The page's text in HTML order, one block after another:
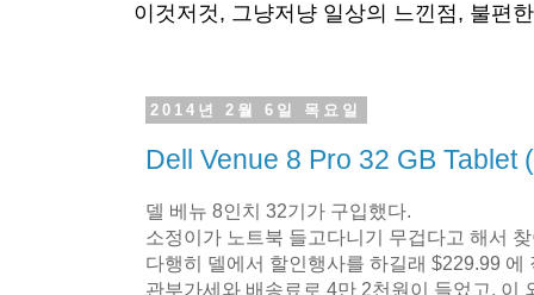
이것저것, 그냥저냥 일상의 느낀점, 불편
2014년 2월 6일 목요일
Dell Venue 8 Pro 32 GB Tablet
델 베뉴 8인치 32기가 구입했다.
소정이가 노트북 들고다니기 무겁다고 해서
다행히 델에서 할인행사를 하길래 $229.99 에
관부가세와 배송료로 4만 2천원이 들었고, 이